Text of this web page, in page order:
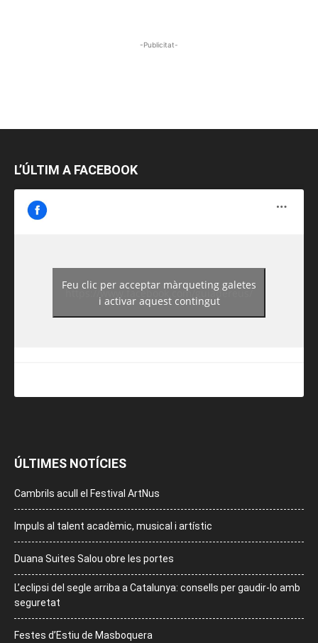
-Publicitat-
L’ÚLTIM A FACEBOOK
https://www.facebook.com/guiadereus/
Feu clic per acceptar màrqueting galetes
i activar aquest contingut
ÚLTIMES NOTÍCIES
Cambrils acull el Festival ArtNus
Impuls al talent acadèmic, musical i artístic
Duana Suites Salou obre les portes
L’eclipsi del segle arriba a Catalunya: consells per gaudir-lo amb
seguretat
Festes d’Estiu de Masboquera